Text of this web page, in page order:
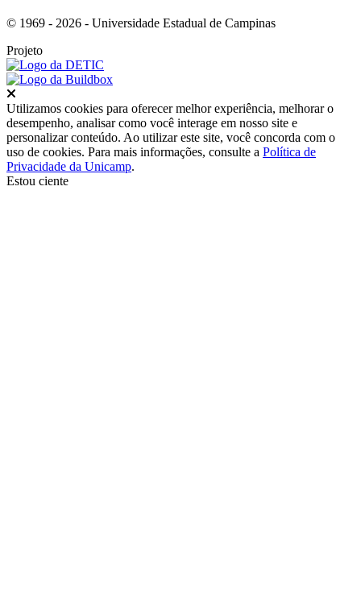
© 1969 - 2026 - Universidade Estadual de Campinas
Projeto
Utilizamos cookies para oferecer melhor experiência, melhorar o
desempenho, analisar como você interage em nosso site e
personalizar conteúdo. Ao utilizar este site, você concorda com o
uso de cookies. Para mais informações, consulte a Política de
Privacidade da Unicamp.
Estou ciente